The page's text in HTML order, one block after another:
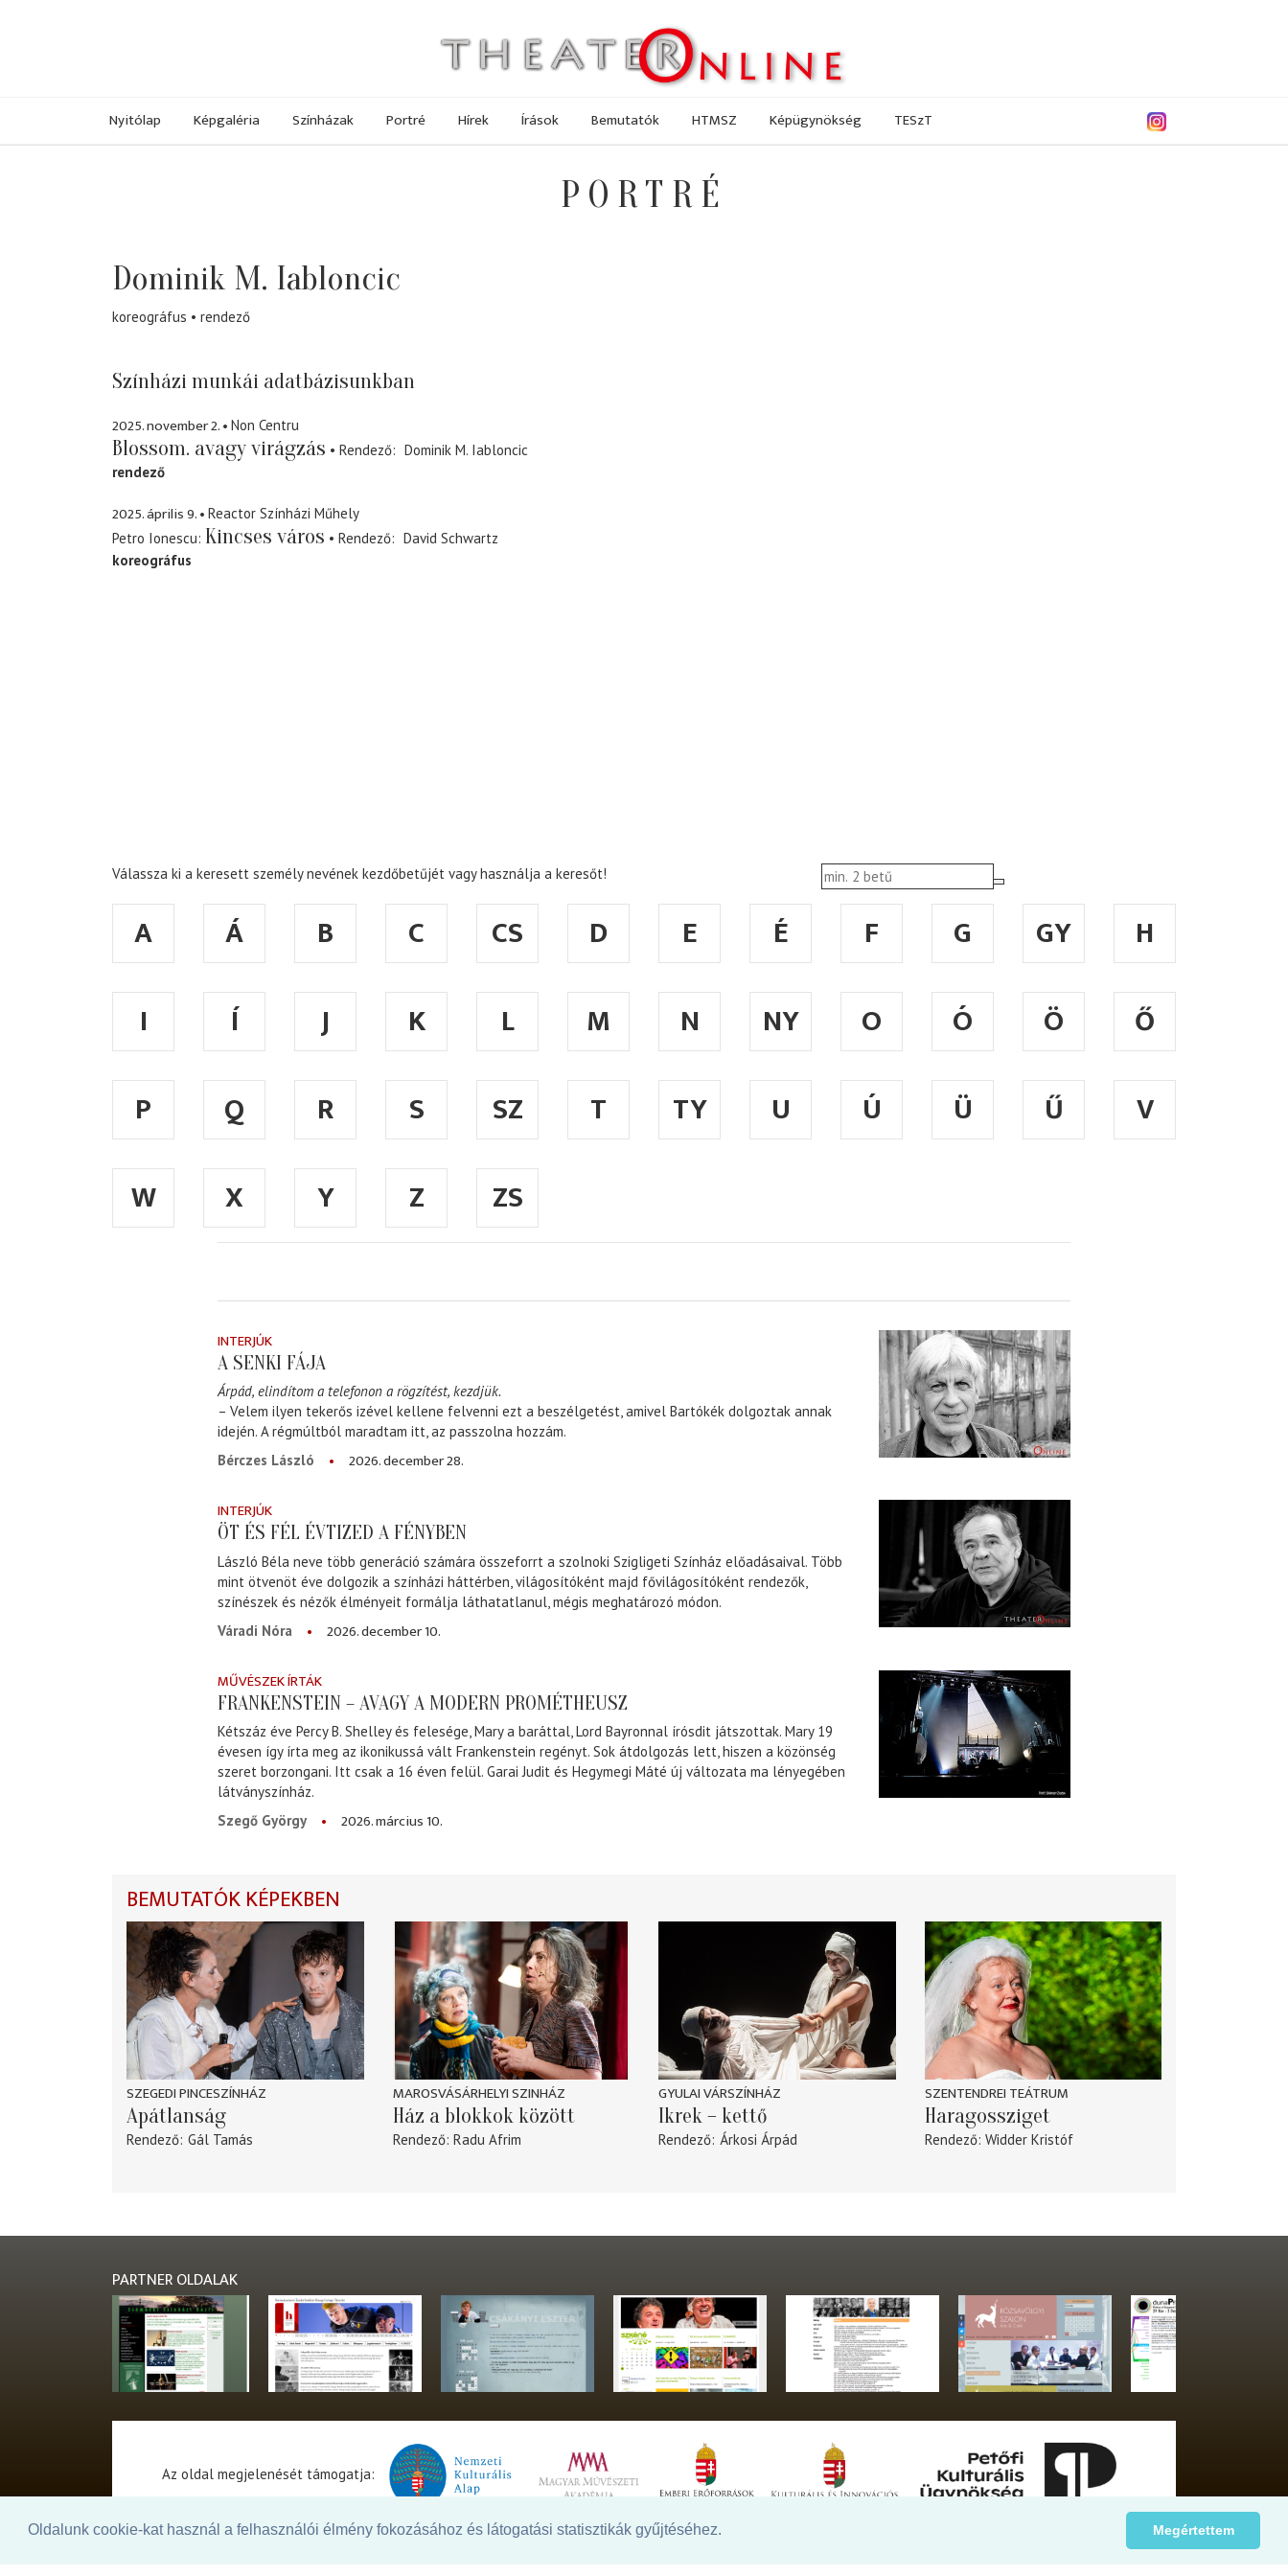
Oldalunk cookie-kat használ a felhasználói élmény fokozásához és látogatási statisztikák gyűjtéséhez. Megértettem
Nyitólap Képgaléria Színházak Portré Hírek Írások Bemutatók HTMSZ Képügynökség TESzT
PORTRÉ
Dominik M. Iabloncic
koreográfus rendező
Színházi munkái adatbázisunkban
2025. november 2. Non Centru
Blossom. avagy virágzás Rendező
Dominik M. Iabloncic
rendező
2025. április 9.
Reactor Színházi Műhely
Petro Ionescu Kincses város Rendező
David Schwartz
koreográfus
Válassza ki a keresett személy nevének kezdőbetűjét vagy használja a keresőt!
A Á B C CS D E É F G GY
H
I
Í J K L M N NY O Ó Ö
Ő
P
Q R S SZ T TY U Ú Ü Ű
V
W
X Y Z ZS
INTERJÚK
A SENKI FÁJA
Árpád, elindítom a telefonon a rögzítést, kezdjük.
– Velem ilyen tekerős izével kellene felvenni ezt a beszélgetést, amivel Bartókék dolgoztak annak
idején. A régmúltból maradtam itt, az passzolna hozzám.
Bérczes László
2026. december 28.
INTERJÚK
ÖT ÉS FÉL ÉVTIZED A FÉNYBEN
László Béla neve több generáció számára összeforrt a szolnoki Szigligeti Színház előadásaival. Több
mint ötvenöt éve dolgozik a színházi háttérben, világosítóként majd fővilágosítóként rendezők,
színészek és nézők élményeit formálja láthatatlanul, mégis meghatározó módon.
Váradi Nóra
2026. december 10.
MŰVÉSZEK ÍRTÁK
FRANKENSTEIN – AVAGY A MODERN PROMÉTHEUSZ
Kétszáz éve Percy B. Shelley és felesége, Mary a baráttal, Lord Bayronnal írósdit játszottak. Mary 19
évesen így írta meg az ikonikussá vált Frankenstein regényt. Sok átdolgozás lett, hiszen a közönség
szeret borzongani. Itt csak a 16 éven felül. Garai Judit és Hegymegi Máté új változata ma lényegében
látványszínház.
Szegő György
2026. március 10.
BEMUTATÓK KÉPEKBEN
SZEGEDI PINCESZÍNHÁZ
Apátlanság
Rendező Gál Tamás
MAROSVÁSÁRHELYI SZINHÁZ
Ház a blokkok között
Rendező Radu Afrim
GYULAI VÁRSZÍNHÁZ
Ikrek – kettő
Rendező Árkosi Árpád
SZENTENDREI TEÁTRUM
Haragossziget
Rendező Widder Kristóf
PARTNER OLDALAK
Az oldal megjelenését támogatja: